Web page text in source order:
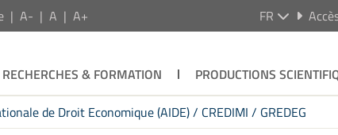
A- A A+ FR
RECHERCHES & FORMATION PRODUCTIONS
de Droit Economique (AIDE) / CREDIMI / GREDEG